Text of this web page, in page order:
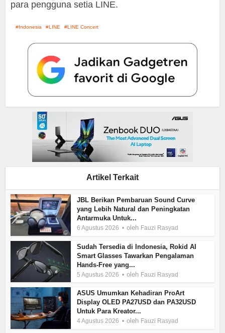
para pengguna setia LINE.
Indonesia LINE LINE Concert
Artikel Terkait
JBL Berikan Pembaruan Sound Curve
yang Lebih Natural dan Peningkatan
Antarmuka Untuk...
6 Agustus 2026 oleh Fauzi Rasyad
Sudah Tersedia di Indonesia, Rokid AI
Smart Glasses Tawarkan Pengalaman
Hands-Free yang...
5 Agustus 2026 oleh Fauzi Rasyad
ASUS Umumkan Kehadiran ProArt
Display OLED PA27USD dan PA32USD
Untuk Para Kreator...
4 Agustus 2026 oleh Fauzi Rasyad